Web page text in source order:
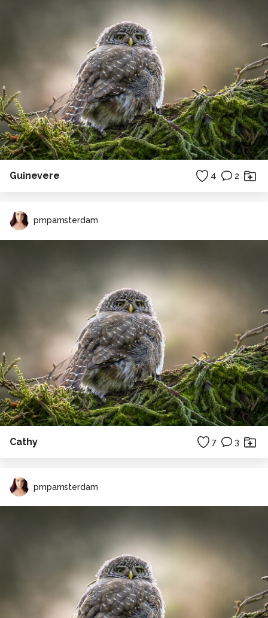
Ik ben begonnen als automotive fotografe en kwam er
vrij snel achter dat ik mensen stiekem veel leuker vind
om te fotograferen. Mijn absolute voorkeur is naakt en
boudoir fotografie, het is de meest dankbare en pure
vorm van fotografie. Dankbaar omdat het (mits goed
uitgevoerd) een compliment is voor het vrouwelijk
lichaam, het is de grijns op het gezicht waar ik het voor
doe als ik de foto's aflever. Ook bruidsfotografie vind ik
een mooi iets om te doen. De kunst om het perfecte
plaatje te krijgen in maar 1 kans is de grootste kick van
een mooiste dag fotograferen.
Alle rechten voorbehouden
Guinevere 4 2
pmpamsterdam
Cathy 7 3
pmpamsterdam